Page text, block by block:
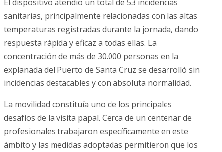
El dispositivo atendió un total de 53 incidencias
sanitarias, principalmente relacionadas con las altas
temperaturas registradas durante la jornada, dando
respuesta rápida y eficaz a todas ellas. La
concentración de más de 30.000 personas en la
explanada del Puerto de Santa Cruz se desarrolló sin
incidencias destacables y con absoluta normalidad.
La movilidad constituía uno de los principales
desafíos de la visita papal. Cerca de un centenar de
profesionales trabajaron específicamente en este
ámbito y las medidas adoptadas permitieron que los